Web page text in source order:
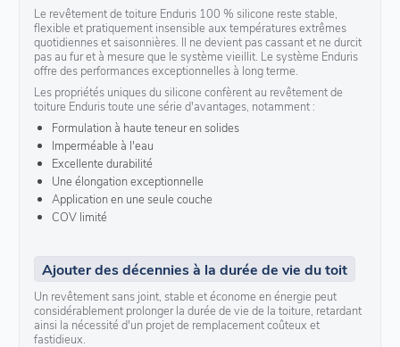
Le revêtement de toiture Enduris 100 % silicone reste stable,
flexible et pratiquement insensible aux températures extrêmes
quotidiennes et saisonnières. Il ne devient pas cassant et ne durcit
pas au fur et à mesure que le système vieillit. Le système Enduris
offre des performances exceptionnelles à long terme.
Les propriétés uniques du silicone confèrent au revêtement de
toiture Enduris toute une série d'avantages, notamment :
Formulation à haute teneur en solides
Imperméable à l'eau
Excellente durabilité
Une élongation exceptionnelle
Application en une seule couche
COV limité
Ajouter des décennies à la durée de vie du toit
Un revêtement sans joint, stable et économe en énergie peut
considérablement prolonger la durée de vie de la toiture, retardant
ainsi la nécessité d'un projet de remplacement coûteux et
fastidieux.